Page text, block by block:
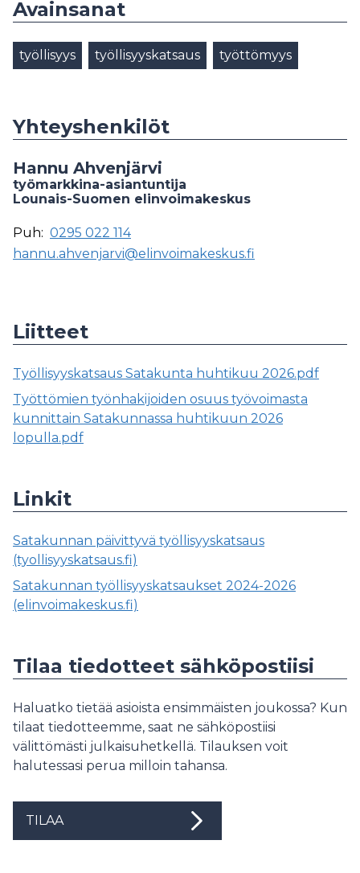
Avainsanat
työllisyys työllisyyskatsaus työttömyys
Yhteyshenkilöt
Hannu Ahvenjärvi
työmarkkina-asiantuntija
Lounais-Suomen elinvoimakeskus
Puh: 0295 022 114
hannu.ahvenjarvi@elinvoimakeskus.fi
Liitteet
Työllisyyskatsaus Satakunta huhtikuu 2026.pdf
Työttömien työnhakijoiden osuus työvoimasta
kunnittain Satakunnassa huhtikuun 2026
lopulla.pdf
Linkit
Satakunnan päivittyvä työllisyyskatsaus
(tyollisyyskatsaus.fi)
Satakunnan työllisyyskatsaukset 2024-2026
(elinvoimakeskus.fi)
Tilaa tiedotteet sähköpostiisi
Haluatko tietää asioista ensimmäisten joukossa? Kun
tilaat tiedotteemme, saat ne sähköpostiisi
välittömästi julkaisuhetkellä. Tilauksen voit
halutessasi perua milloin tahansa.
TILAA